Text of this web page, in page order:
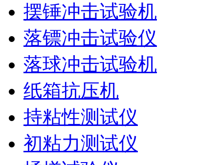
摆锤冲击试验机
落镖冲击试验仪
落球冲击试验机
纸箱抗压机
持粘性测试仪
初粘力测试仪